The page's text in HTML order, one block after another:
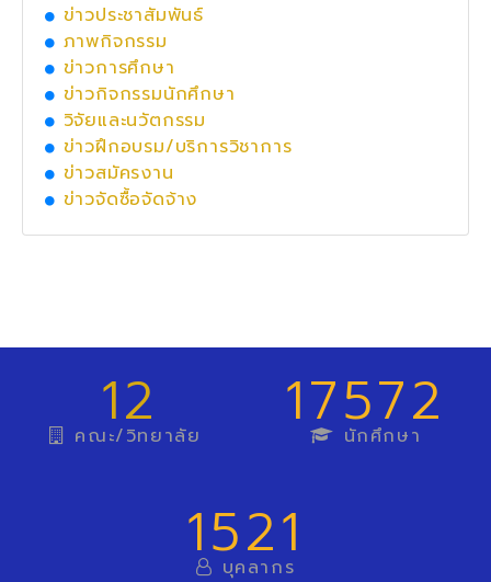
ข่าวประชาสัมพันธ์
ภาพกิจกรรม
ข่าวการศึกษา
ข่าวกิจกรรมนักศึกษา
วิจัยและนวัตกรรม
ข่าวฝึกอบรม/บริการวิชาการ
ข่าวสมัครงาน
ข่าวจัดซื้อจัดจ้าง
12
คณะ/วิทยาลัย 17572
นักศึกษา
1521
บุคลากร